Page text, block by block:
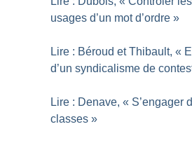
usages d’un mot d’ordre »
Lire : Béroud et Thibault, «
d’un syndicalisme de
Lire : Denave, « S’engager
classes »